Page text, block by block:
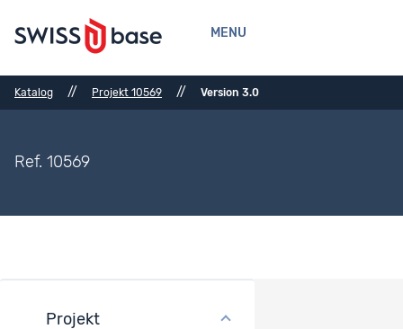
MENU
Katalog // Projekt 10569 // Version 3.0
Ref. 10569
Projekt